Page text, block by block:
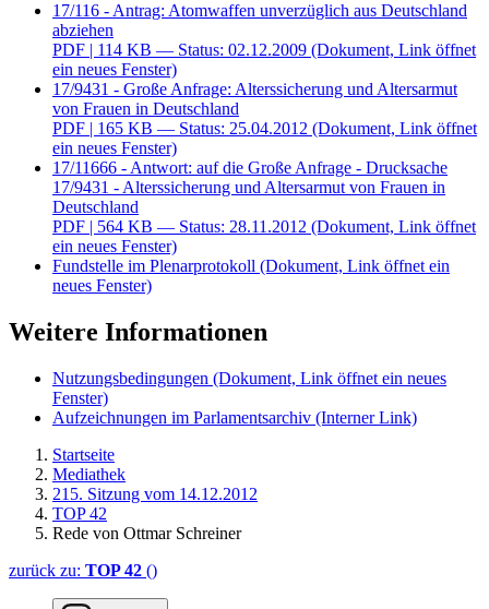
17/116 - Antrag: Atomwaffen unverzüglich aus Deutschland
abziehen
PDF | 114 KB — Status: 02.12.2009 (Dokument, Link öffnet
ein neues Fenster)
17/9431 - Große Anfrage: Alterssicherung und Altersarmut
von Frauen in Deutschland
PDF | 165 KB — Status: 25.04.2012 (Dokument, Link öffnet
ein neues Fenster)
17/11666 - Antwort: auf die Große Anfrage - Drucksache
17/9431 - Alterssicherung und Altersarmut von Frauen in
Deutschland
PDF | 564 KB — Status: 28.11.2012 (Dokument, Link öffnet
ein neues Fenster)
Fundstelle im Plenarprotokoll (Dokument, Link öffnet ein
neues Fenster)
Weitere Informationen
Nutzungsbedingungen (Dokument, Link öffnet ein neues
Fenster)
Aufzeichnungen im Parlamentsarchiv (Interner Link)
Startseite
Mediathek
215. Sitzung vom 14.12.2012
TOP 42
Rede von Ottmar Schreiner
zurück zu: TOP 42 ()